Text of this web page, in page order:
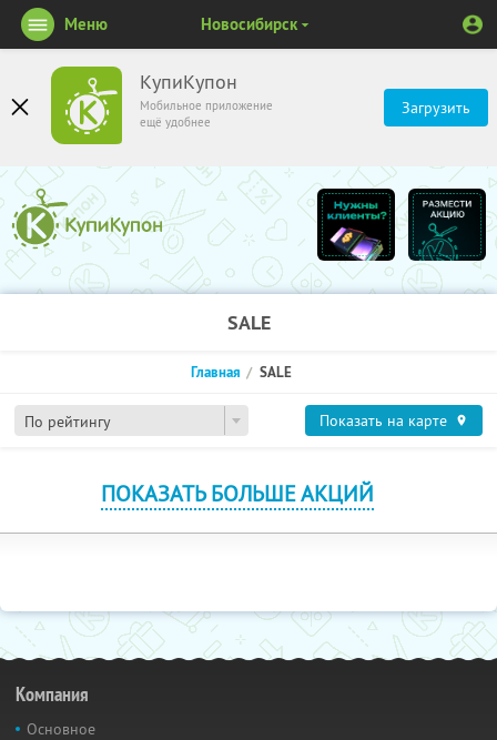
КупиКупон
Мобильное приложение
ещё удобнее
Загрузить
Меню Новосибирск
SALE
По рейтингу
Главная SALE
Показать на карте
ПОКАЗАТЬ БОЛЬШЕ АКЦИЙ
Компания
Основное